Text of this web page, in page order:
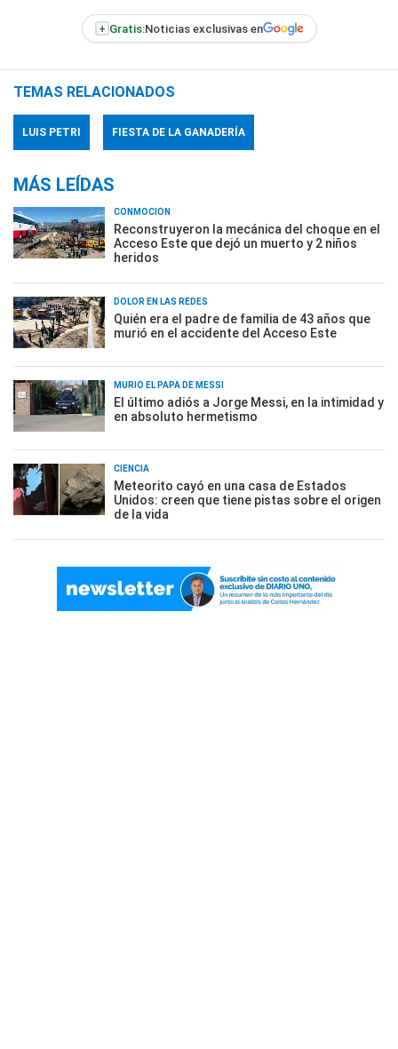
+ Gratis:Noticias exclusivas en
TEMAS RELACIONADOS
LUIS PETRI FIESTA DE LA GANADERÍA
MÁS LEÍDAS
CONMOCIÓN
Reconstruyeron la mecánica del choque en el
Acceso Este que dejó un muerto y 2 niños
heridos
DOLOR EN LAS REDES
Quién era el padre de familia de 43 años que
murió en el accidente del Acceso Este
MURIÓ EL PAPÁ DE MESSI
El último adiós a Jorge Messi, en la intimidad y
en absoluto hermetismo
CIENCIA
Meteorito cayó en una casa de Estados
Unidos: creen que tiene pistas sobre el origen
de la vida